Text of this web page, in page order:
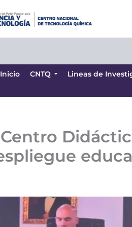
CNTQ
Inicio CNTQ Lineas de